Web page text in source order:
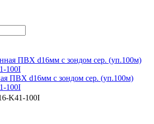
ПВХ d16мм с зондом сер. (уп.100м)
100I
K41-100I